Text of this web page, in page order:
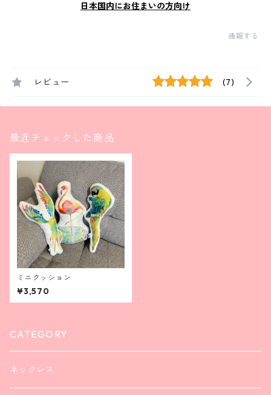
日本国内にお住まいの方向け
通報する
レビュー (7)
最近チェックした商品
ミニクッション
¥3,570
CATEGORY
ネックレス